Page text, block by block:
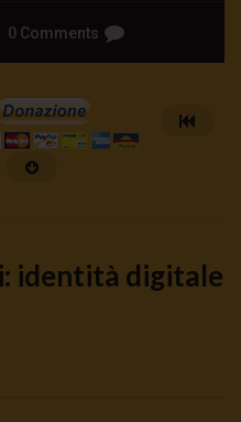
0 Comments
identità digitale